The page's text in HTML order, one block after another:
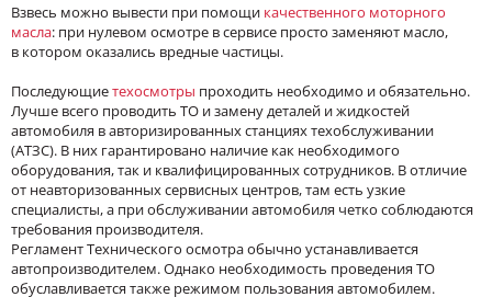
Взвесь можно вывести при помощи качественного моторного
масла: при нулевом осмотре в сервисе просто заменяют масло,
в котором оказались вредные частицы.
Последующиетехосмотры проходить необходимо и обязательно.
Лучше всего проводить ТО и замену деталей и жидкостей
автомобиля в авторизированных станциях техобслуживании
(АТЗС). В них гарантировано наличие как необходимого
оборудования, так и квалифицированных сотрудников. В отличие
от неавторизованных сервисных центров, там есть узкие
специалисты, а при обслуживании автомобиля четко соблюдаются
требования производителя.
Регламент Технического осмотра обычно устанавливается
автопроизводителем. Однако необходимость проведения ТО
обуславливается также режимом пользования автомобилем.